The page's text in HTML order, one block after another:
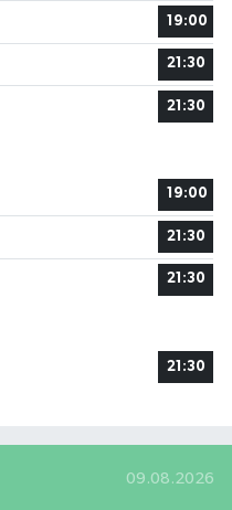
19:00
21:30
21:30
19:00
21:30
21:30
21:30
09.08.2026